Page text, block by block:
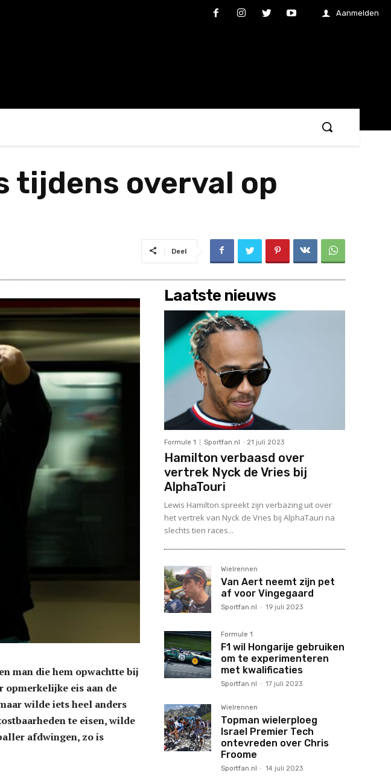
Aanmelden
tijdens overval op
Deel
man die hem opwachtte bij
opmerkelijke eis aan de
wilde iets heel anders
te eisen, wilde
afdwingen, zo is
Laatste nieuws
Formule 1 Sportfan.nl - 21 juli 2023
Hamilton verbaasd over
vertrek Nyck de Vries bij
AlphaTouri
Lewis Hamilton spreekt zijn verbazing uit over
het vertrek van Nyck de Vries bij AlphaTauri na
slechts tien races...
Wielrennen
Van Aert neemt zijn pet
af voor Vingegaard
Sportfan.nl - 19 juli 2023
Formule 1
F1 wil Hongarije gebruiken
om te experimenteren
met kwalificaties
Sportfan.nl - 17 juli 2023
Wielrennen
Topman wielerploeg
Israel Premier Tech
ontevreden over Chris
Froome
Sportfan.nl - 14 juli 2023